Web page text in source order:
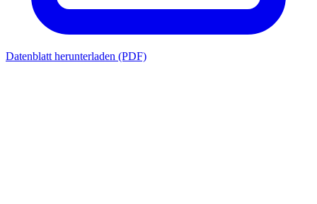
Datenblatt herunterladen (PDF)